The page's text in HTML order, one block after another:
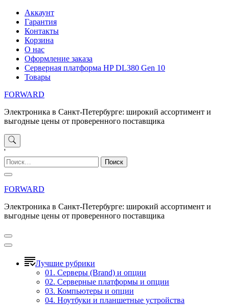
Перейти
содержимому
Аккаунт
Гарантия
Контакты
Корзина
О нас
Оформление заказа
Серверная платформа HP DL380 Gen 10
Товары
FORWARD
Электроника в Санкт-Петербурге: широкий ассортимент и
выгодные цены от проверенного поставщика
'
Найти:
FORWARD
Электроника в Санкт-Петербурге: широкий ассортимент и
выгодные цены от проверенного поставщика
Лучшие рубрики
01. Серверы (Brand) и опции
02. Серверные платформы и опции
03. Компьютеры и опции
04. Ноутбуки и планшетные устройства